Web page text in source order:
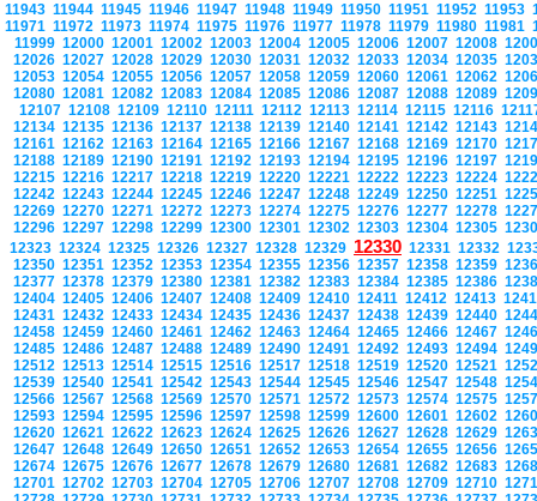
11943 11944 11945 11946 11947 11948 11949 11950 11951 11952 11953
11971 11972 11973 11974 11975 11976 11977 11978 11979 11980 11981
11999 12000 12001 12002 12003 12004 12005 12006 12007 12008
12026 12027 12028 12029 12030 12031 12032 12033 12034 12035
12053 12054 12055 12056 12057 12058 12059 12060 12061 12062
12080 12081 12082 12083 12084 12085 12086 12087 12088 12089
12107 12108 12109 12110 12111 12112 12113 12114 12115 12116
12134 12135 12136 12137 12138 12139 12140 12141 12142 12143
12161 12162 12163 12164 12165 12166 12167 12168 12169 12170
12188 12189 12190 12191 12192 12193 12194 12195 12196 12197
12215 12216 12217 12218 12219 12220 12221 12222 12223 12224
12242 12243 12244 12245 12246 12247 12248 12249 12250 12251
12269 12270 12271 12272 12273 12274 12275 12276 12277 12278
12296 12297 12298 12299 12300 12301 12302 12303 12304 12305
12323 12324 12325 12326 12327 12328 12329 12330 12331 12332
12350 12351 12352 12353 12354 12355 12356 12357 12358 12359
12377 12378 12379 12380 12381 12382 12383 12384 12385 12386
12404 12405 12406 12407 12408 12409 12410 12411 12412 12413
12431 12432 12433 12434 12435 12436 12437 12438 12439 12440
12458 12459 12460 12461 12462 12463 12464 12465 12466 12467
12485 12486 12487 12488 12489 12490 12491 12492 12493 12494
12512 12513 12514 12515 12516 12517 12518 12519 12520 12521
12539 12540 12541 12542 12543 12544 12545 12546 12547 12548
12566 12567 12568 12569 12570 12571 12572 12573 12574 12575
12593 12594 12595 12596 12597 12598 12599 12600 12601 12602
12620 12621 12622 12623 12624 12625 12626 12627 12628 12629
12647 12648 12649 12650 12651 12652 12653 12654 12655 12656
12674 12675 12676 12677 12678 12679 12680 12681 12682 12683
12701 12702 12703 12704 12705 12706 12707 12708 12709 12710